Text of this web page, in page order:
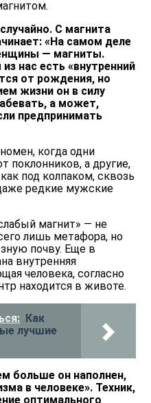
С магнита
«На самом деле
— магниты.
нас есть «внутренний
от рождения, но
жизни он в силу
а может,
предпринимать
когда одни
поклонников, а другие,
под колпаком, сквозь
редкие мужские
магнит» — не
лишь метафора, но
почву. Еще в
внутренняя
человека, согласно
находится в животе.
Как
лучшие
больше он наполнен,
в человеке». Техник,
оптимального